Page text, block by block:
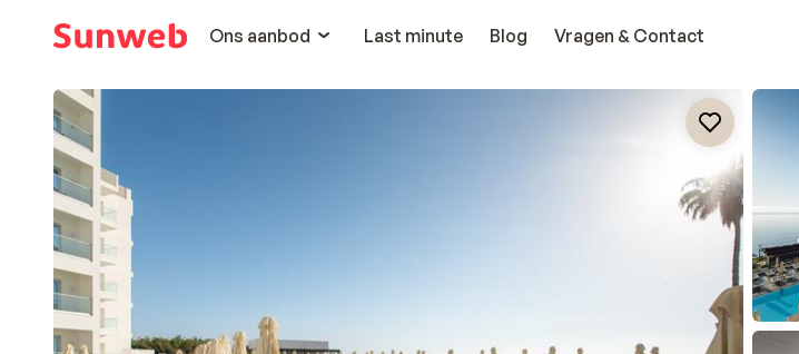
Ons aanbod
Last minute Blog Vragen & Contact